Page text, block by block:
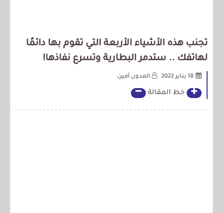
تجنب هذه الأشياء الأربعة التي تقوم بها دائمًا
لهاتفك .. ستدمر البطارية وتسرع نفاذها!
18 يناير 2022 المدون أمين
خط المقالة